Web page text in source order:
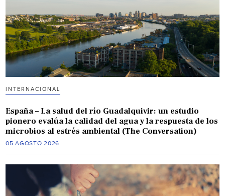
INTERNACIONAL
España – La salud del río Guadalquivir: un estudio
pionero evalúa la calidad del agua y la respuesta de los
microbios al estrés ambiental (The Conversation)
05 AGOSTO 2026